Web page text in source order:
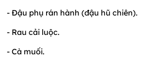
- Đậu phụ rán hành (đậu hũ chiên).
- Rau cải luộc.
- Cà muối.